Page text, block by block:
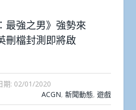
最強之男》強勢來
刪檔封測即將啟
期: 02/01/2020
ACGN, 新聞動態, 遊戲